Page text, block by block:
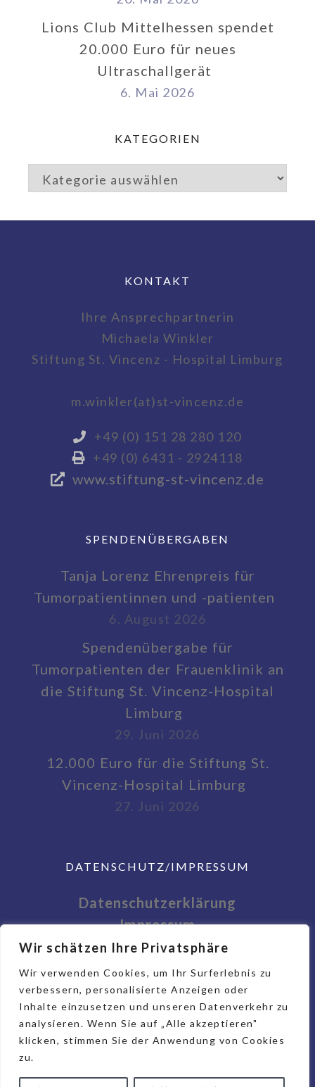
Wir schätzen Ihre Privatsphäre
Wir verwenden Cookies, um Ihr Surferlebnis zu
verbessern, personalisierte Anzeigen oder
Inhalte einzusetzen und unseren Datenverkehr zu
analysieren. Wenn Sie auf „Alle akzeptieren"
klicken, stimmen Sie der Anwendung von Cookies
zu.
Lions Club Mittelhessen spendet
20.000 Euro für neues
Ultraschallgerät
6. Mai 2026
KATEGORIEN
KONTAKT
Ihre Ansprechpartnerin
Michaela Winkler
Stiftung St. Vincenz - Hospital Limburg
m.winkler(at)st-vincenz.de
+49 (0) 151 28 280 120
+49 (0) 6431 - 2924118
www.stiftung-st-vincenz.de
SPENDENÜBERGABEN
Tanja Lorenz Ehrenpreis für
Tumorpatientinnen und -patienten
6. August 2026
Spendenübergabe für
Tumorpatienten der Frauenklinik an
die Stiftung St. Vincenz-Hospital
Limburg
29. Juni 2026
12.000 Euro für die Stiftung St.
Vincenz-Hospital Limburg
27. Juni 2026
DATENSCHUTZ/IMPRESSUM
Datenschutzerklärung
Impressum